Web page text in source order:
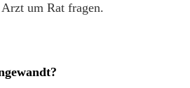
um Rat fragen.